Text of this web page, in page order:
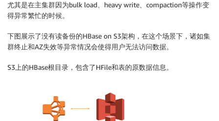
尤其是在主集群因为bulk load、heavy write、compaction等操作变
得异常繁忙的时候。
下图展示了没有读备份的HBase on S3架构，在这个场景下，诸如集
群终止和AZ失效等异常情况会使得用户无法访问数据。
S3上的HBase根目录，包含了HFile和表的原数据信息。